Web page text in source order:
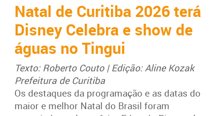
Natal de Curitiba 2026 terá
Disney Celebra e show de
águas no Tingui
Texto: Roberto Couto | Edição: Aline Kozak
Prefeitura de Curitiba
Os destaques da programação e as datas do
maior e melhor Natal do Brasil foram